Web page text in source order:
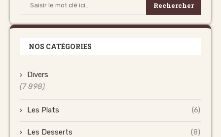
Rechercher
NOS CATÉGORIES
Divers
(7 898)
Les Plats (6)
Les Desserts (8)